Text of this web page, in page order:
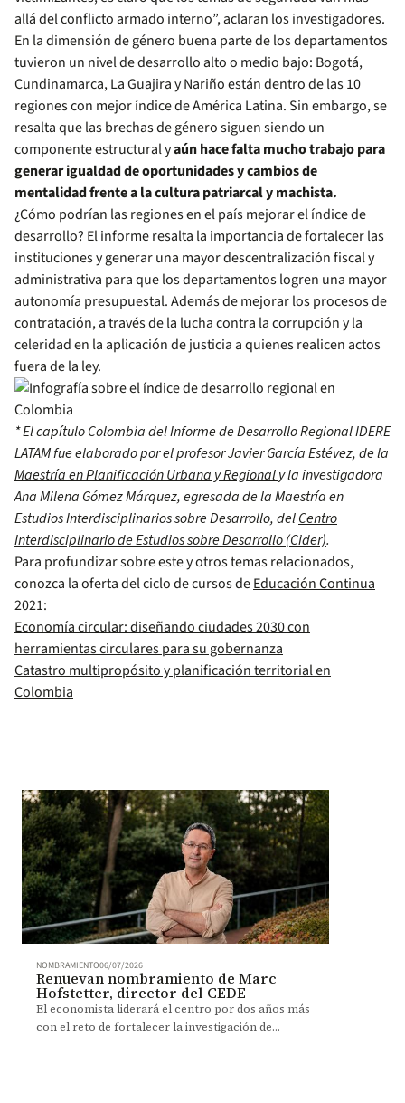
allá del conflicto armado interno”, aclaran los investigadores.
En la dimensión de género buena parte de los departamentos
tuvieron un nivel de desarrollo alto o medio bajo: Bogotá,
Cundinamarca, La Guajira y Nariño están dentro de las 10
regiones con mejor índice de América Latina. Sin embargo, se
resalta que las brechas de género siguen siendo un
componente estructural yaún hace falta mucho trabajo para
generar igualdad de oportunidades y cambios de
mentalidad frente a la cultura patriarcal y machista.
¿Cómo podrían las regiones en el país mejorar el índice de
desarrollo? El informe resalta la importancia de fortalecer las
instituciones y generar una mayor descentralización fiscal y
administrativa para que los departamentos logren una mayor
autonomía presupuestal. Además de mejorar los procesos de
contratación, a través de la lucha contra la corrupción y la
celeridad en la aplicación de justicia a quienes realicen actos
fuera de la ley.
* El capítulo Colombia del Informe de Desarrollo Regional IDERE
LATAM fue elaborado por el profesor Javier García Estévez, de la
Maestría en Planificación Urbana y Regionaly la investigadora
Ana Milena Gómez Márquez, egresada de la Maestría en
Estudios Interdisciplinarios sobre Desarrollo, delCentro
Interdisciplinario de Estudios sobre Desarrollo (Cider).
Para profundizar sobre este y otros temas relacionados,
conozca la oferta del ciclo de cursos deEducación Continua
2021:
Economía circular: diseñando ciudades 2030 con
herramientas circulares para su gobernanza
Catastro multipropósito y planificación territorial en
Colombia
NOMBRAMIENTO06/07/2026
Renuevan nombramiento de Marc
Hofstetter, director del CEDE
El economista liderará el centro por dos años más
con el reto de fortalecer la investigación de